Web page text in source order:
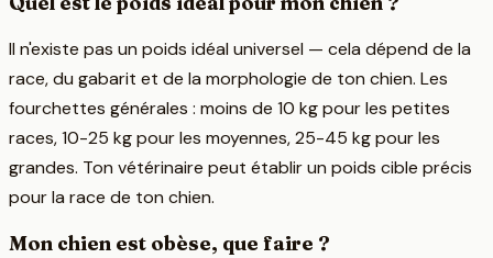
Il n'existe pas un poids idéal universel — cela dépend de la
race, du gabarit et de la morphologie de ton chien. Les
fourchettes générales : moins de 10 kg pour les petites
races, 10-25 kg pour les moyennes, 25-45 kg pour les
grandes. Ton vétérinaire peut établir un poids cible précis
pour la race de ton chien.
Mon chien est obèse, que faire ?